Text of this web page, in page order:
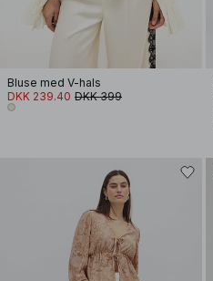
Bluse med V-hals
DKK 239.40 DKK 399